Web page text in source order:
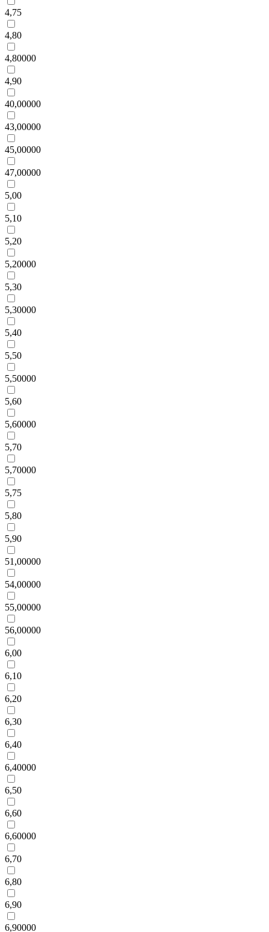
4,75
4,80
4,80000
4,90
40,00000
43,00000
45,00000
47,00000
5,00
5,10
5,20
5,20000
5,30
5,30000
5,40
5,50
5,50000
5,60
5,60000
5,70
5,70000
5,75
5,80
5,90
51,00000
54,00000
55,00000
56,00000
6,00
6,10
6,20
6,30
6,40
6,40000
6,50
6,60
6,60000
6,70
6,80
6,90
6,90000